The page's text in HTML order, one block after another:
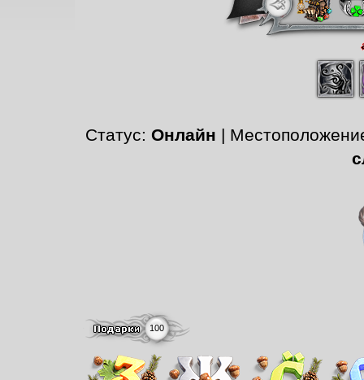
Статус: Онлайн |
100